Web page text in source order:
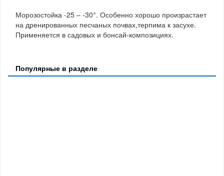
Морозостойка -25 – -30°. Особенно хорошо произрастает
на дренированных песчаных почвах,терпима к засухе.
Применяется в садовых и бонсай-композициях.
Популярные в разделе